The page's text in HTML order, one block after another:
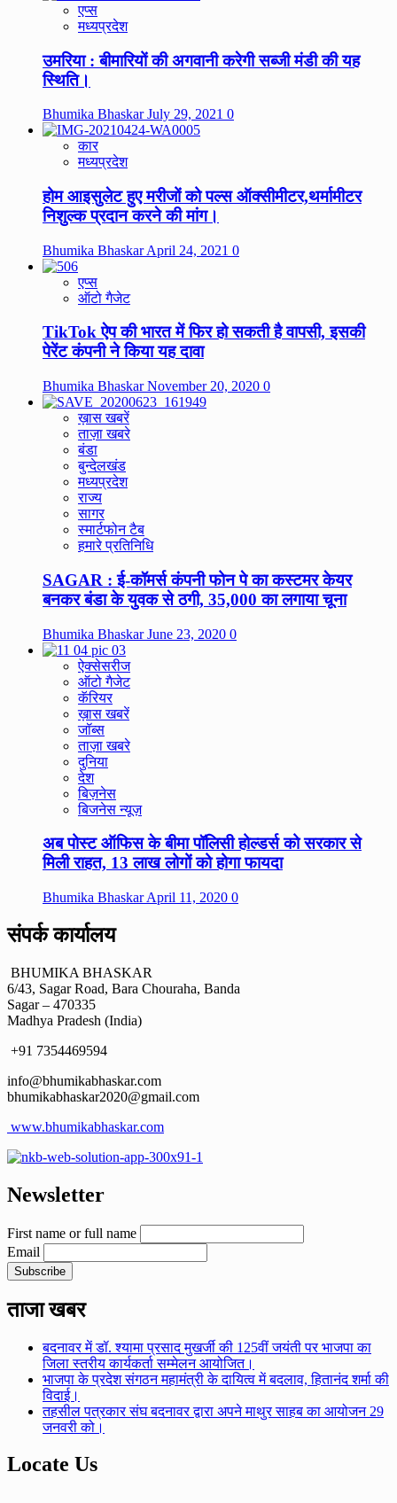
एप्स
मध्यप्रदेश
उमरिया : बीमारियों की अगवानी करेगी सब्जी मंडी की यह
स्थिति।
Bhumika BhaskarJuly 29, 2021 0
कार
मध्यप्रदेश
होम आइसुलेट हुए मरीजों को पल्स ऑक्सीमीटर,थर्मामीटर
निशुल्क प्रदान करने की मांग।
Bhumika BhaskarApril 24, 2021 0
एप्स
ऑटो गैजेट
TikTok ऐप की भारत में फिर हो सकती है वापसी, इसकी
पेरेंट कंपनी ने किया यह दावा
Bhumika BhaskarNovember 20, 2020 0
ख़ास खबरें
ताज़ा खबरे
बंडा
बुन्देलखंड
मध्यप्रदेश
राज्य
सागर
स्मार्टफोन टैब
हमारे प्रतिनिधि
SAGAR : ई-कॉमर्स कंपनी फोन पे का कस्टमर केयर
बनकर बंडा के युवक से ठगी, 35,000 का लगाया चूना
Bhumika BhaskarJune 23, 2020 0
ऐक्सेसरीज
ऑटो गैजेट
कॅरियर
ख़ास खबरें
जॉब्स
ताज़ा खबरे
दुनिया
देश
बिज़नेस
बिजनेस न्यूज़
अब पोस्ट ऑफिस के बीमा पॉलिसी होल्डर्स को सरकार से
मिली राहत, 13 लाख लोगों को होगा फायदा
Bhumika BhaskarApril 11, 2020 0
संपर्क कार्यालय
BHUMIKA BHASKAR
6/43, Sagar Road, Bara Chouraha, Banda
Sagar – 470335
Madhya Pradesh (India)
+91 7354469594
info@bhumikabhaskar.com
bhumikabhaskar2020@gmail.com
www.bhumikabhaskar.com
Newsletter
First name or full name
Email
ताजा खबर
बदनावर में डॉ. श्यामा प्रसाद मुखर्जी की 125वीं जयंती पर भाजपा का
जिला स्तरीय कार्यकर्ता सम्मेलन आयोजित।
भाजपा के प्रदेश संगठन महामंत्री के दायित्व में बदलाव, हितानंद शर्मा की
विदाई।
तहसील पत्रकार संघ बदनावर द्वारा अपने माथुर साहब का आयोजन 29
जनवरी को।
Locate Us